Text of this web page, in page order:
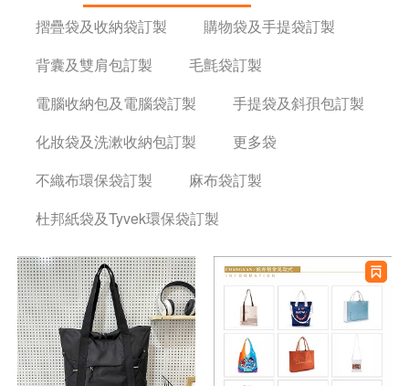
摺疊袋及收納袋訂製
購物袋及手提袋訂製
背囊及雙肩包訂製
毛氈袋訂製
電腦收納包及電腦袋訂製
手提袋及斜孭包訂製
化妝袋及洗漱收納包訂製
更多袋
不織布環保袋訂製
麻布袋訂製
杜邦紙袋及Tyvek環保袋訂製